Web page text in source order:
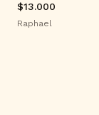
$13.000
Raphael